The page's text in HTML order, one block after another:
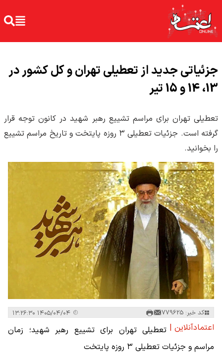
جزئیاتی جدید از تعطیلی تهران و کل کشور در
13، 14 و 15 تیر
تعطیلی تهران برای مراسم تشییع رهبر شهید در کانون توجه قرار
گرفته است. جزئیات تعطیلی ۳ روزه پایتخت و تاریخ مراسم تشییع
را بخوانید.
کد خبر: 779625
اعتمادآنلاین | تعطیلی تهران برای تشییع رهبر شهید؛ زمان
مراسم و جزئیات تعطیلی ۳ روزه پایتخت